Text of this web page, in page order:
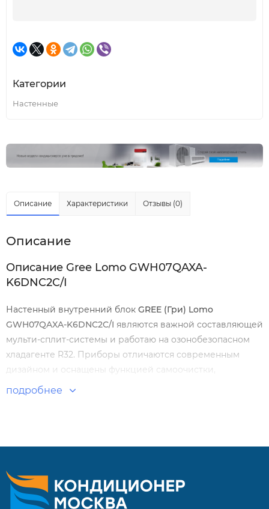
Категории
Настенные
Описание Характеристики Отзывы (0)
Описание
Описание Gree Lomo GWH07QAXA-
K6DNC2C/I
Настенный внутренний блок GREE (Гри) Lomo
GWH07QAXA-K6DNC2C/I являются важной составляющей
мульти-сплит-системы и работаю на озонобезопасном
хладагенте R32. Приборы отличаются современным
дизайном и оснащены функцией самоочистки,
благодаря которой внутри прибора не будут
Функция Теплый старт
подробнее